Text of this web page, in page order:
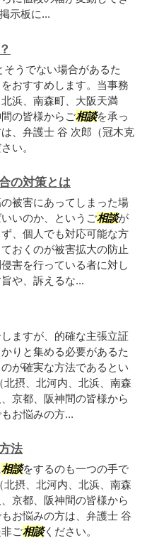
示板に...
うでない場合があるた
おすすめします。当事務
浜、南森町、大阪天満
の皆様からご相談を承っ
、弁護士 谷 次郎（冠木克
い。
の対策とは
被害にあってしまった場
いのか、というご相談が
、個人でも対応可能な方
おくのが被害拡大の防止
害を行っている者に対し
や、訴えるな...
ますが、的確な主張立証
りと集める必要があるた
が確実な方法であるとい
摂、北河内、北浜、南森
京都、阪神間の皆様から
お悩みの方...
法
相談をするのも一つの手で
摂、北河内、北浜、南森
京都、阪神間の皆様から
お悩みの方は、弁護士 谷
ご相談ください。